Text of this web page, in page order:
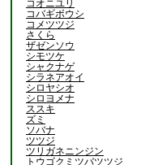
コオニユリ
コバギボウシ
コメツツジ
さくら
ザゼンソウ
シモツケ
シャクナゲ
シラネアオイ
シロヤシオ
シロヨメナ
ススキ
ズミ
ソバナ
ツツジ
ツリガネニンジン
トウゴクミツバツツジ